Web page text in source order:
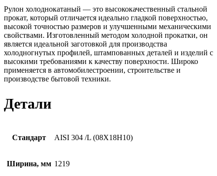
Рулон холоднокатаный — это высококачественный стальной
прокат, который отличается идеально гладкой поверхностью,
высокой точностью размеров и улучшенными механическими
свойствами. Изготовленный методом холодной прокатки, он
является идеальной заготовкой для производства
холодногнутых профилей, штампованных деталей и изделий с
высокими требованиями к качеству поверхности. Широко
применяется в автомобилестроении, строительстве и
производстве бытовой техники.
Детали
Стандарт AISI 304 /L (08Х18Н10)
Ширина, мм 1219